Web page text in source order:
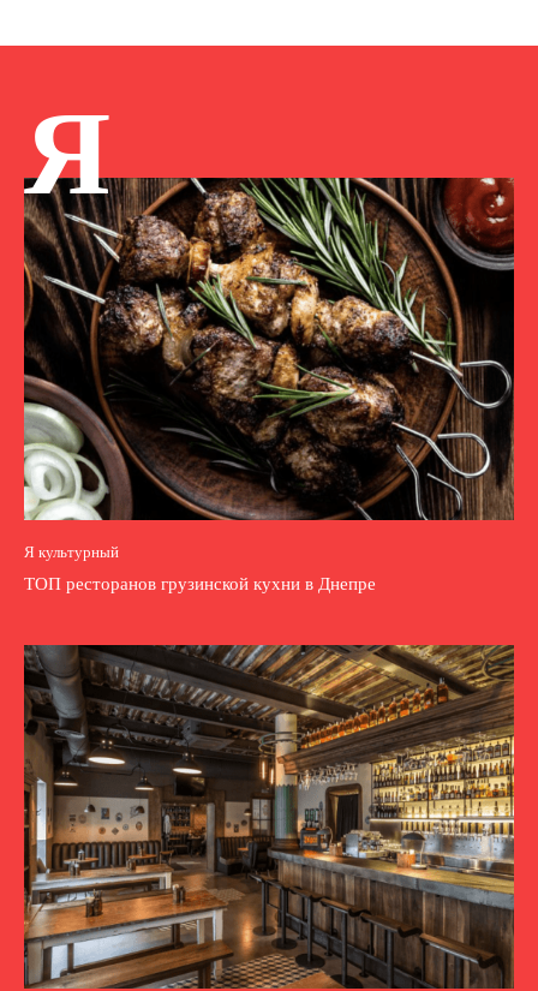
Я
Я культурный
ТОП ресторанов грузинской кухни в Днепре